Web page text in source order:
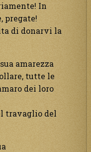
In
pregate!
di donarvi la
amarezza
tutte le
dei loro
travaglio del